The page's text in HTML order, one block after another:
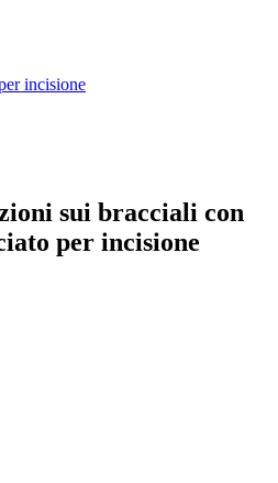
incisione
sui bracciali con
per incisione